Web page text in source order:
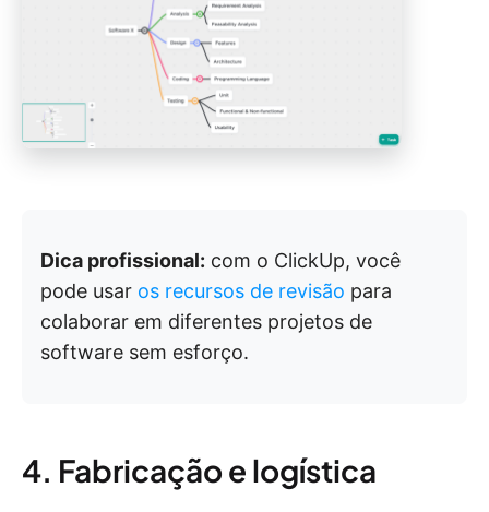
Dica profissional: com o ClickUp, você
pode usar os recursos de revisão para
colaborar em diferentes projetos de
software sem esforço.
4. Fabricação e logística